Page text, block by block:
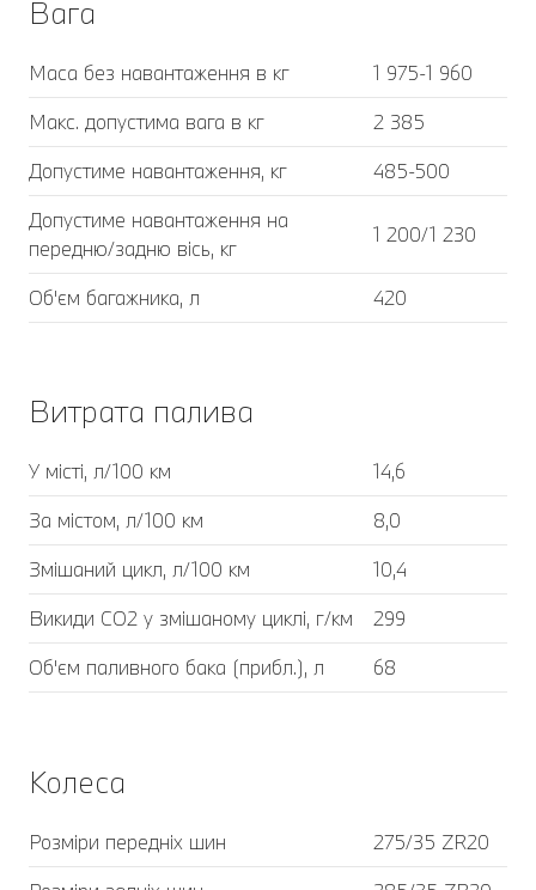
Вага
Маса без навантаження в кг
1 975-1 960
Макс. допустима вага в кг
2 385
Допустиме навантаження, кг
485-500
Допустиме навантаження на
передню/задню вісь, кг
1 200/1 230
Об'єм багажника, л 420
Витрата палива
У місті, л/100 км
14,6
За містом, л/100 км
8,0
Змішаний цикл, л/100 км
10,4
Викиди CO2 у змішаному циклі, г/км
299
Об'єм паливного бака (прибл.), л
68
Колеса
Розміри передніх шин
275/35 ZR20